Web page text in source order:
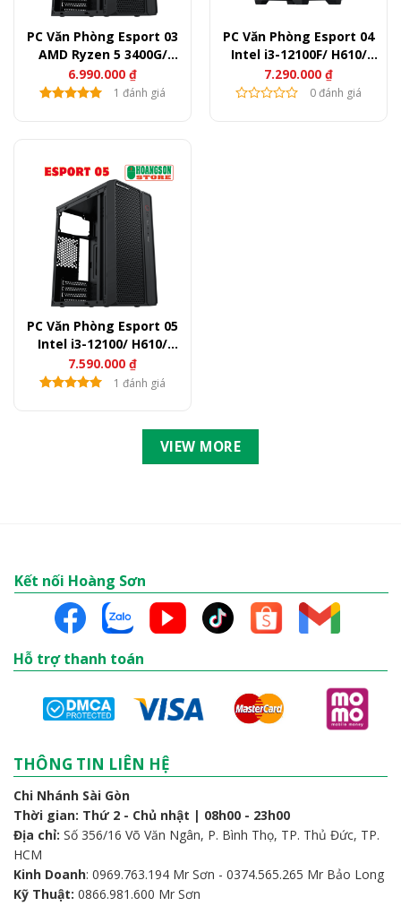
PC Văn Phòng Esport 03
AMD Ryzen 5 3400G/
B450/ Ram 16GB/ SSD
256GB
6.990.000 ₫
1 đánh giá
PC Văn Phòng Esport 04
Intel i3-12100F/ H610/
Ram 8GB/ SSD 256GB/
GT730
7.290.000 ₫
0 đánh giá
PC Văn Phòng Esport 05
Intel i3-12100/ H610/
Ram 8GB/ SSD 256GB
7.590.000 ₫
1 đánh giá
VIEW MORE
Kết nối Hoàng Sơn
Hỗ trợ thanh toán
THÔNG TIN LIÊN HỆ
Chi Nhánh Sài Gòn
Thời gian: Thứ 2 - Chủ nhật | 08h00 - 23h00
Địa chỉ: Số 356/16 Võ Văn Ngân, P. Bình Thọ, TP. Thủ Đức, TP.
HCM
Kinh Doanh: 0969.763.194 Mr Sơn - 0374.565.265 Mr Bảo Long
Kỹ Thuật: 0866.981.600 Mr Sơn